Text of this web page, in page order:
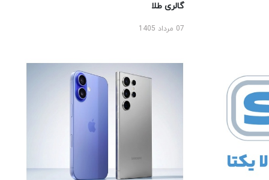
گالری طلا
07 مرداد 1405